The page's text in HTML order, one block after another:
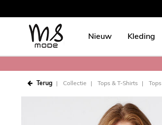
Nieuw Kleding
Terug Collectie Tops & T-Shirts Tops